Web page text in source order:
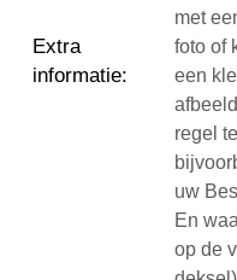
Extra
informatie:
met
foto of
een
regel
uw
En
op de